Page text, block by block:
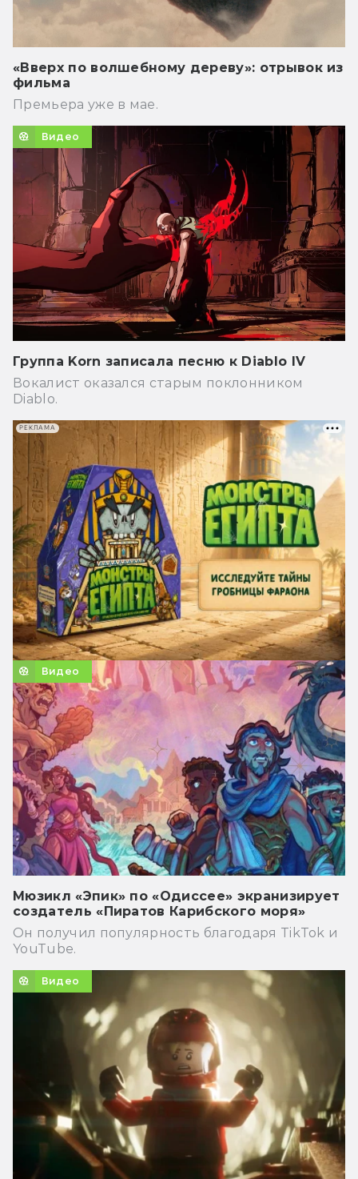
«Вверх по волшебному дереву»: отрывок из
фильма
Премьера уже в мае.
Видео
Группа Korn записала песню к Diablo IV
Вокалист оказался старым поклонником
Diablo.
Видео
Мюзикл «Эпик» по «Одиссее» экранизирует
создатель «Пиратов Карибского моря»
Он получил популярность благодаря TikTok и
YouTube.
Видео
РЕКЛАМА